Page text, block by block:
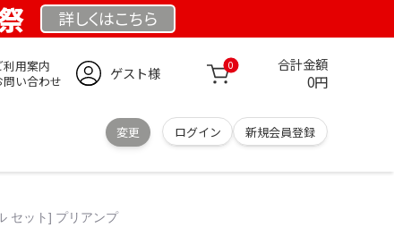
詳しくはこちら
利用案内
問い合わせ
ゲスト様 0 合計金額
0円
変更 ログイン 新規会員登録
セット] プリアンプ